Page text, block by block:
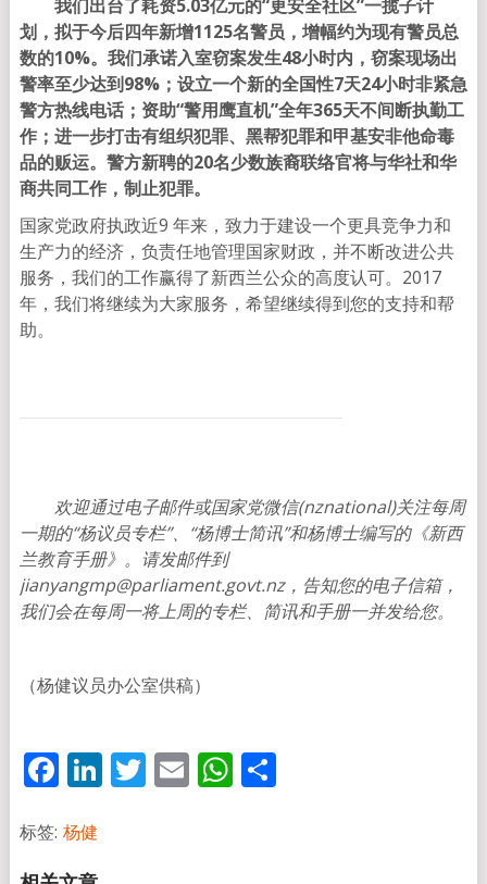
我们出台了耗资5.03亿元的“更安全社区”一揽子计
划，拟于今后四年新增1125名警员，增幅约为现有警员总
数的10%。我们承诺入室窃案发生48小时内，窃案现场出
警率至少达到98%；设立一个新的全国性7天24小时非紧急
警方热线电话；资助“警用鹰直机”全年365天不间断执勤工
作；进一步打击有组织犯罪、黑帮犯罪和甲基安非他命毒
品的贩运。警方新聘的20名少数族裔联络官将与华社和华
商共同工作，制止犯罪。
国家党政府执政近9 年来，致力于建设一个更具竞争力和
生产力的经济，负责任地管理国家财政，并不断改进公共
服务，我们的工作赢得了新西兰公众的高度认可。2017
年，我们将继续为大家服务，希望继续得到您的支持和帮
助。
欢迎通过电子邮件或国家党微信(nznational)关注每周
一期的“杨议员专栏”、“杨博士简讯”和杨博士编写的《新西
兰教育手册》。请发邮件到
jianyangmp@parliament.govt.nz，告知您的电子信箱，
我们会在每周一将上周的专栏、简讯和手册一并发给您。
（杨健议员办公室供稿）
Facebook
LinkedIn
Twitter
EmailWhatsApp
分
标签: 杨健